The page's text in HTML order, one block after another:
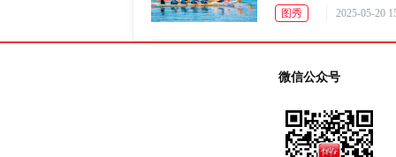
图秀 2025-05-20
微信公众号